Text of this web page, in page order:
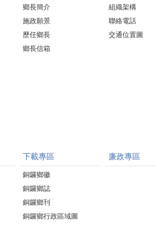
鄉長簡介
施政願景
歷任鄉長
鄉長信箱
組織架構
聯絡電話
交通位置圖
下載專區
銅鑼鄉徽
銅鑼鄉誌
銅鑼鄉刊
銅鑼鄉行政區域圖
廉政專區